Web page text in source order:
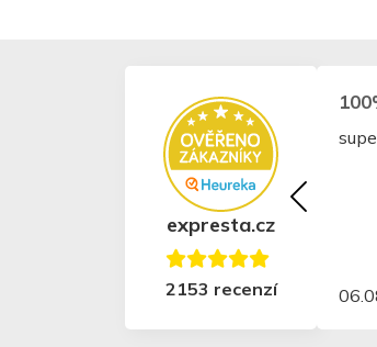
expresta.cz
2153 recenzí